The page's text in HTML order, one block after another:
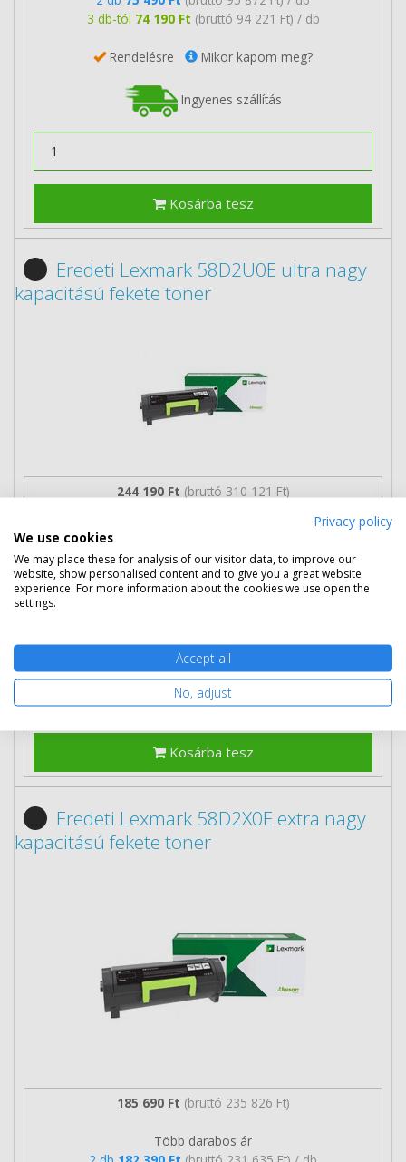
3 db-tól 74 190 Ft (bruttó 94 221 Ft) / db
Rendelésre Mikor kapom meg?
Ingyenes szállítás
Kosárba tesz
Eredeti Lexmark 58D2U0E ultra nagy
kapacitású fekete toner
244 190 Ft (bruttó 310 121 Ft)
2 db
3 db-tól235 690 Ft (bruttó 299 326 Ft) / db
Ingyenes szállítás
Kosárba tesz
Eredeti Lexmark 58D2X0E extra nagy
kapacitású fekete toner
185 690 Ft (bruttó 235 826 Ft)
Több darabos ár
Privacy policy
We use cookies
We may place these for analysis of our visitor data, to improve our
website, show personalised content and to give you a great website
experience. For more information about the cookies we use open the
settings.
Accept all
No, adjust